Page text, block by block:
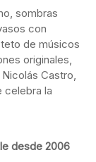
sombras
con
de músicos
originales,
Castro,
celebra la
desde 2006